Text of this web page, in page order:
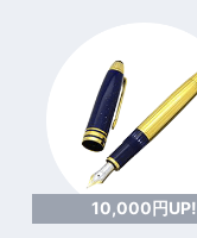
10,000円UP!